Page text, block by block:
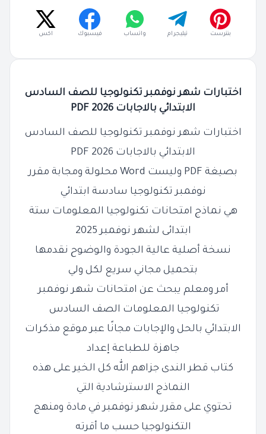
اختبارات شهر نوفمبر تكنولوجيا للصف السادس
الابتدائي بالاجابات 2026 PDF
اختبارات شهر نوفمبر تكنولوجيا للصف السادس
الابتدائي بالاجابات 2026 PDF
بصيغة PDF وليست Word محلولة ومجابة مقرر
نوفمبر تكنولوجيا سادسة ابتدائي
هي نماذج امتحانات تكنولوجيا المعلومات ستة
ابتدائى لشهر نوفمبر 2025
نسخة أصلية عالية الجودة والوضوح نقدمها
بتحميل مجاني سريع لكل ولي
أمر ومعلم يبحث عن امتحانات شهر نوفمبر
تكنولوجيا المعلومات الصف السادس
الابتدائي بالحل والإجابات مجانًا عبر موقع مذكرات
جاهزة للطباعة إعداد
كتاب قطر الندى جزاهم الله كل الخير على هذه
النماذج الاسترشادية التي
تحتوي على مقرر شهر نوفمبر في مادة ومنهج
التكنولوجيا حسب ما أقرته
بنترست تيليجرام واتساب فيسبوك اكس